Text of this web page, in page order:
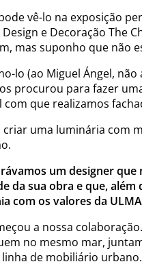
vê-lo na exposição
e Decoração The
mas suponho que não
lo (ao Miguel Ángel, não
procurou para fazer
com que realizamos
criar uma luminária com
um designer que
da sua obra e que, além
com os valores da
a nossa
no mesmo mar,
de mobiliário urbano.